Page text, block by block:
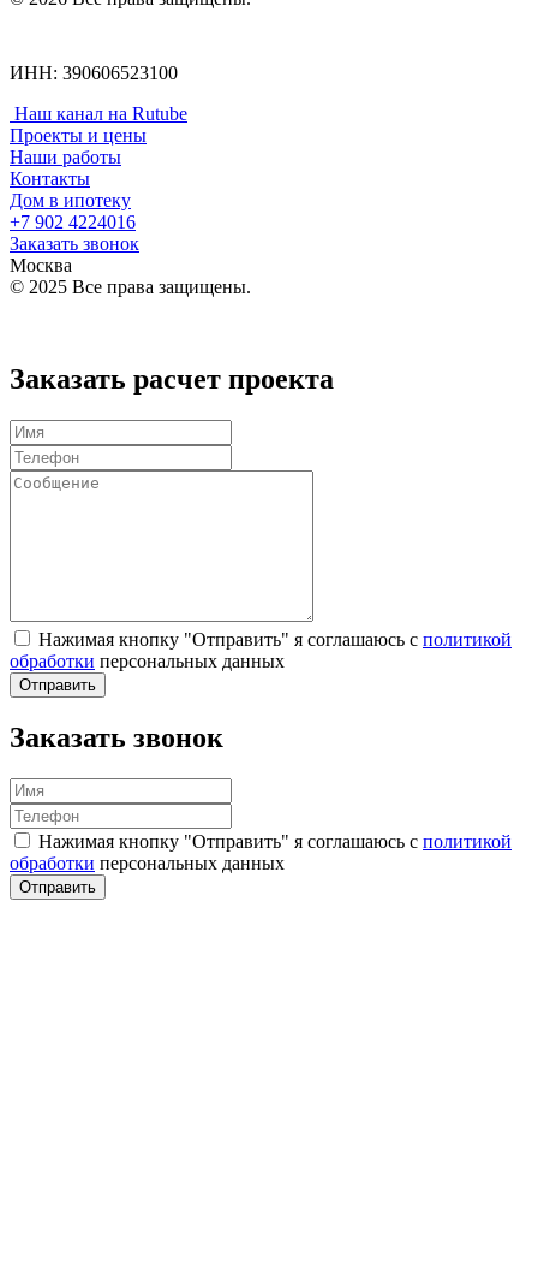
ИНН: 390606523100
Наш канал на Rutube
Проекты и цены
Наши работы
Контакты
Дом в ипотеку
+7 902 4224016
Заказать звонок
Москва
© 2025 Все права защищены.
Заказать расчет проекта
Нажимая кнопку "Отправить" я соглашаюсь с политикой
обработки персональных данных
Отправить
Заказать звонок
Нажимая кнопку "Отправить" я соглашаюсь с политикой
обработки персональных данных
Отправить